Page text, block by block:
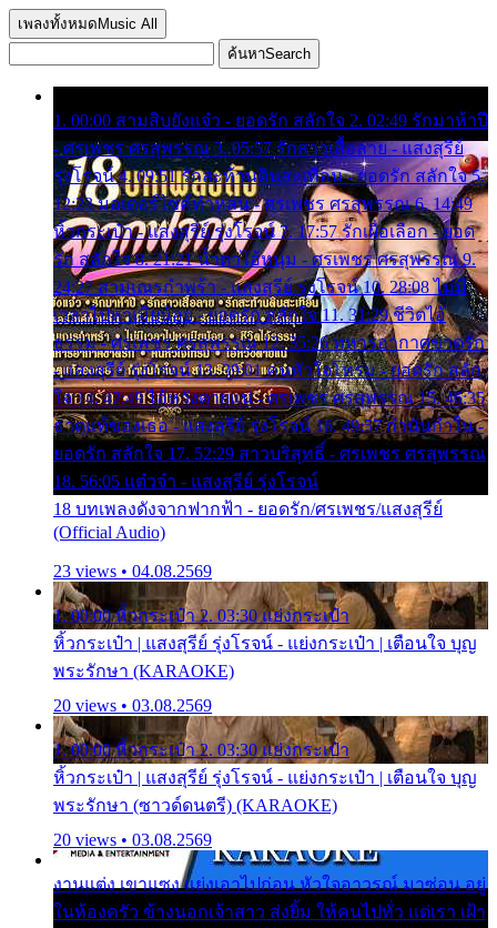
เพลงทั้งหมด Music All
ค้นหาSearch
1. 00:00 สามสิบยังแจ๋ว - ยอดรัก สลักใจ 2. 02:49 รักมาห้าปี
- ศรเพชร ศรสุพรรณ 3. 05:57 รักสาวเสื้อลาย - แสงสุรีย์
รุ่งโรจน์ 4. 09:51 รักสะท้านดินสะเทือน - ยอดรัก สลักใจ 5.
12:23 มอเตอร์ไซค์ทำหล่น - ศรเพชร ศรสุพรรณ 6. 14:49
หิ้วกระเป๋า - แสงสุรีย์ รุ่งโรจน์ 7. 17:57 รักเผื่อเลือก - ยอด
รัก สลักใจ 8. 21:21 น้ำตาไอ้หนุ่ม - ศรเพชร ศรสุพรรณ 9.
24:27 สามเณรกำพร้า - แสงสุรีย์ รุ่งโรจน์ 10. 28:08 ไม่มี
เวลาไปหาเมียน้อย - ยอดรัก สลักใจ 11. 31:29 ชีวิตไอ้
ธรรม - ศรเพชร ศรสุพรรณ 12. 35:26 ทหารอากาศขาดรัก
- แสงสุรีย์ รุ่งโรจน์ 13. 39:01 คนหัวใจโทรม - ยอดรัก สลัก
ใจ 14. 42:49 ไอ้หวังตายแน่ - ศรเพชร ศรสุพรรณ 15. 46:35
ธาตุแท้ของเธอ - แสงสุรีย์ รุ่งโรจน์ 16. 49:57 กำนันกำใน -
ยอดรัก สลักใจ 17. 52:29 สาวบริสุทธิ์ - ศรเพชร ศรสุพรรณ
18. 56:05 แต๋วจ๋า - แสงสุรีย์ รุ่งโรจน์
18 บทเพลงดังจากฟากฟ้า - ยอดรัก/ศรเพชร/แสงสุรีย์
(Official Audio)
23 views • 04.08.2569
1. 00:00 หิ้วกระเป๋า 2. 03:30 แย่งกระเป๋า
หิ้วกระเป๋า | แสงสุรีย์ รุ่งโรจน์ - แย่งกระเป๋า | เตือนใจ บุญ
พระรักษา (KARAOKE)
20 views • 03.08.2569
1. 00:00 หิ้วกระเป๋า 2. 03:30 แย่งกระเป๋า
หิ้วกระเป๋า | แสงสุรีย์ รุ่งโรจน์ - แย่งกระเป๋า | เตือนใจ บุญ
พระรักษา (ซาวด์ดนตรี) (KARAOKE)
20 views • 03.08.2569
งานแต่ง เขาแซง แย่งเอาไปก่อน หัวใจอาวรณ์ มาซ่อน อยู่
ในห้องครัว ข้างนอกเจ้าสาว ส่งยิ้ม ให้คนไปทั่ว แต่เรา เฝ้า